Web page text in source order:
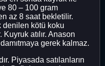
80 – 100 gram
az 8 saat bekletilir.
denilen kötü koku
atılır. Anason
gerek kalmaz.
Piyasada satılanların